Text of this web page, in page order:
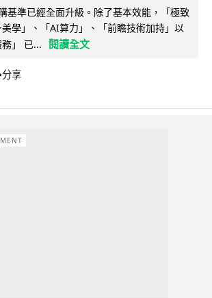
基準已經全面升級。除了基本效能，「極致
學」、「AI算力」、「前瞻技術加持」以
」 已...
閱讀全文
分享